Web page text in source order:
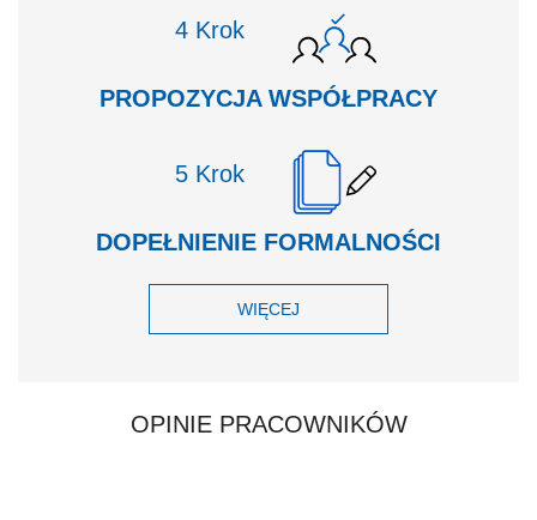
Krok
PROPOZYCJA WSPÓŁPRACY
Krok
DOPEŁNIENIE FORMALNOŚCI
WIĘCEJ
OPINIE PRACOWNIKÓW